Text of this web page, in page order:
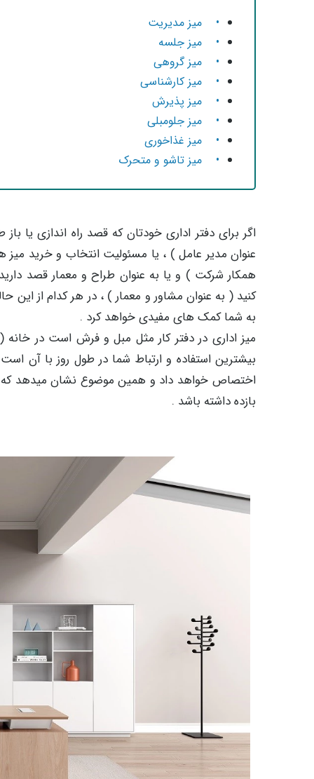
• میز مدیریت
• میز جلسه
• میز گروهی
• میز کارشناسی
• میز پذیرش
• میز جلومبلی
• میز غذاخوری
• میز تاشو و متحرک
اگر برای دفتر اداری خودتان که قصد راه اندازی یا
عنوان مدیر عامل ) ، یا مسئولیت انتخاب و خرید
همکار شرکت ) و یا به عنوان طراح و معمار قصد
کنید ( به عنوان مشاور و معمار ) ، در هر کدام از
به شما کمک های مفیدی خواهد کرد .
میز اداری در دفتر کار مثل مبل و فرش است در
بیشترین استفاده و ارتباط شما در طول روز با آن
اختصاص خواهد داد و همین موضوع نشان میدهد که
بازده داشته باشد .